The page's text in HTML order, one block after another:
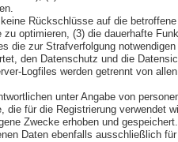
Rückschlüsse auf die
optimieren, (3) die dauerhafte
zur Strafverfolgung
den Datenschutz und die
Logfiles werden getrennt von
unter Angabe von
für die Registrierung verwendet
Zwecke erhoben und
Daten ebenfalls ausschließlich